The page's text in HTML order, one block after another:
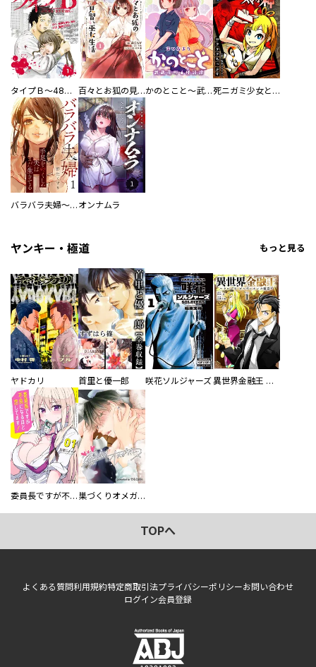
タイプＢ～48時間後、致死率100％～【単話】 百々とお狐の見習い巫女生活【単行本版】 かのとこと～武蔵花町怪話譚～ 【連載版】 死ニガミ少女とスマホ神
バラバラ夫婦～手足をなくした夫はまだ生きてる オンナムラ
ヤンキー・極道 もっと見る
ヤドカリ 首里と優一郎 咲花ソルジャーズ 異世界金融王 ～クローネ・ゴルディオンの覇道～
委員長ですが不良になるほど恋してます！ 巣づくりオメガバース
TOPへ
よくある質問利用規約特定商取引法プライバシーポリシーお問い合わせ
ログイン会員登録